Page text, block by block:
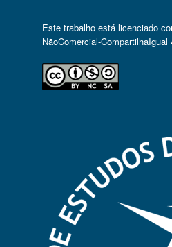
Este trabalho está licenciado
NãoComercial-